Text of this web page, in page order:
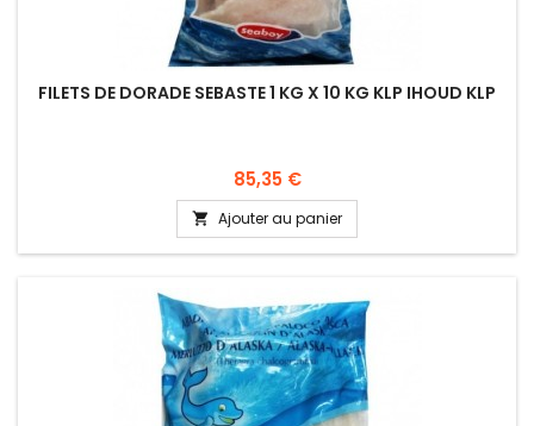
FILETS DE DORADE SEBASTE 1 KG X 10 KG KLP IHOUD KLP
Prix
85,35 €
 Ajouter au panier